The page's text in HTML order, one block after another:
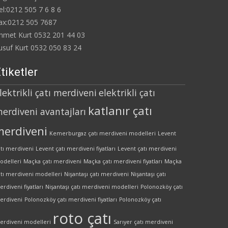
505 7 6 8 6
505 7687
Kurt 0532 201 44 03
Kurt 0532 050 83 24
çatı merdiveni elektrikli çatı
avantajları katlanır çatı
Kemerburgaz çatı merdiveni modelleri Levent
merdiveni Levent çatı merdiveni fiyatları Levent çatı merdiveni
Maçka çatı merdiveni Maçka çatı merdiveni fiyatları Maçka
merdiveni modelleri Nişantaşı çatı merdiveni Nişantaşı çatı
fiyatları Nişantaşı çatı merdiveni modelleri Polonozköy çatı
Polonozköy çatı merdiveni fiyatları Polonozköy çatı
modelleri roto çatı Sarıyer çatı merdiveni